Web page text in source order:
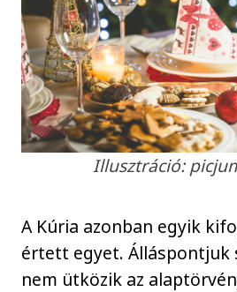
Illusztráció:
A Kúria azonban egyik
értett egyet. Álláspontjuk
nem ütközik az